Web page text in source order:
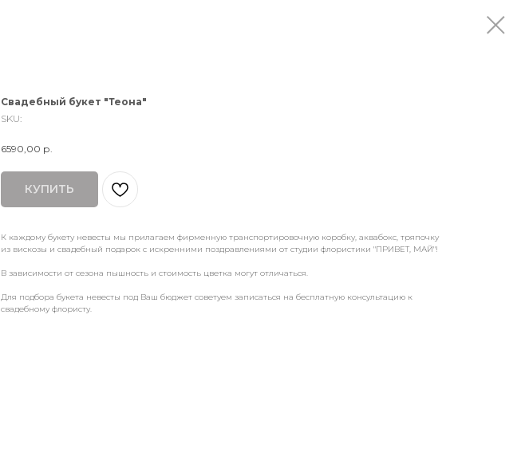
Свадебный букет "Теона"
SKU:
6590,00 р.
КУПИТЬ
К каждому букету невесты мы прилагаем фирменную транспортировочную коробку, аквабокс, тряпочку
из вискозы и свадебный подарок с искренними поздравлениями от студии флористики "ПРИВЕТ, МАЙ"!
В зависимости от сезона пышность и стоимость цветка могут отличаться.
Для подбора букета невесты под Ваш бюджет советуем записаться на бесплатную консультацию к
свадебному флористу.